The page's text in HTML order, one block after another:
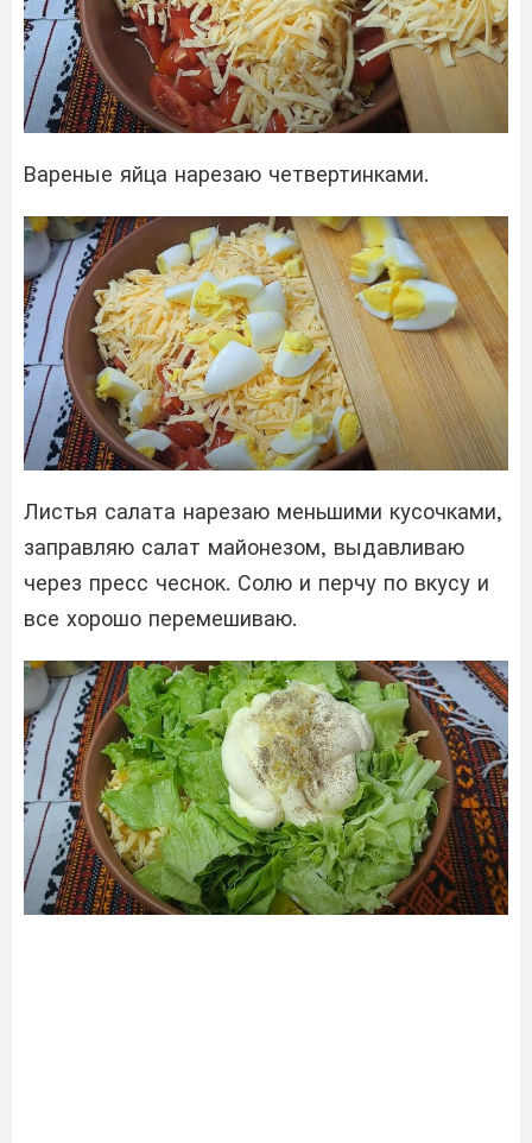
Вареные яйца нарезаю четвертинками.
Листья салата нарезаю меньшими кусочками,
заправляю салат майонезом, выдавливаю
через пресс чеснок. Солю и перчу по вкусу и
все хорошо перемешиваю.